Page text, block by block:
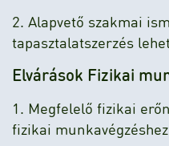
2. Alapvető szakmai
tapasztalatszerzés
Elvárások Fizikai
1. Megfelelő fizikai
fizikai